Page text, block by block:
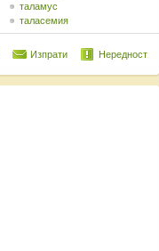
таламус
таласемия
Нередност
Изпрати